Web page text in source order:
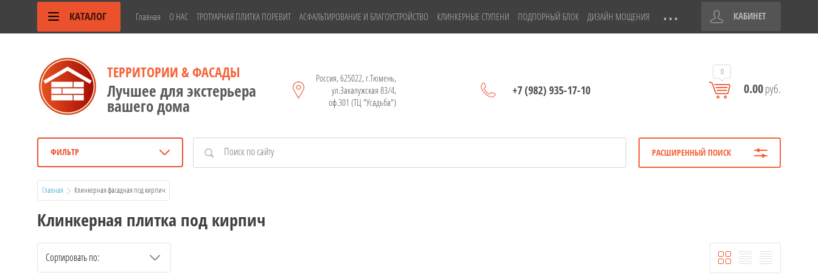
КАТАЛОГ Главная О НАС ТРОТУАРНАЯ ПЛИТКА ПОРЕВИТ АСФАЛЬТИРОВАНИЕ И БЛАГОУСТРОЙСТВО КЛИНКЕРНЫЕ СТУПЕНИ ПОДПОРНЫЙ БЛОК ДИЗАЙН МОЩЕНИЯ КАБИНЕТ
ТЕРРИТОРИИ & ФАСАДЫ
Лучшее для экстерьера
вашего дома
Россия, 625022, г.Тюмень,
ул.Закалужская 83/4,
оф.301 (ТЦ "Усадьба")
+7 (982) 935-17-10
0
0.00руб.
ФИЛЬТР РАСШИРЕННЫЙ ПОИСК
Главная
  Клинкерная фасадная под кирпич
Клинкерная плитка под кирпич
Сортировать по: